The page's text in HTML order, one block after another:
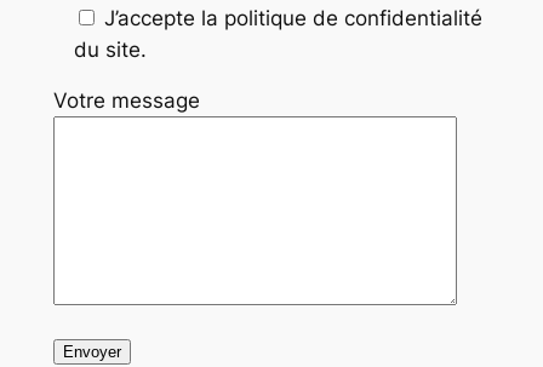
J’accepte la politique de confidentialité
du site.
Votre message